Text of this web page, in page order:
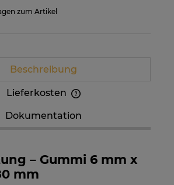
zum Artikel
Beschreibung
Lieferkosten
Versandkosten können höher
Dokumentation
– Gummi 6 mm x
mm